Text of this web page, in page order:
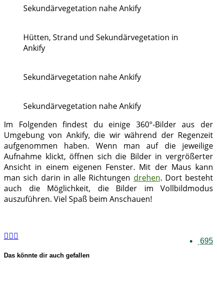
Sekundärvegetation nahe Ankify
Hütten, Strand und Sekundärvegetation in
Ankify
Sekundärvegetation nahe Ankify
Sekundärvegetation nahe Ankify
Im Folgenden findest du einige 360°-Bilder aus der
Umgebung von Ankify, die wir während der Regenzeit
aufgenommen haben. Wenn man auf die jeweilige
Aufnahme klickt, öffnen sich die Bilder in vergrößerter
Ansicht in einem eigenen Fenster. Mit der Maus kann
man sich darin in alle Richtungen drehen. Dort besteht
auch die Möglichkeit, die Bilder im Vollbildmodus
auszuführen. Viel Spaß beim Anschauen!
695
Das könnte dir auch gefallen